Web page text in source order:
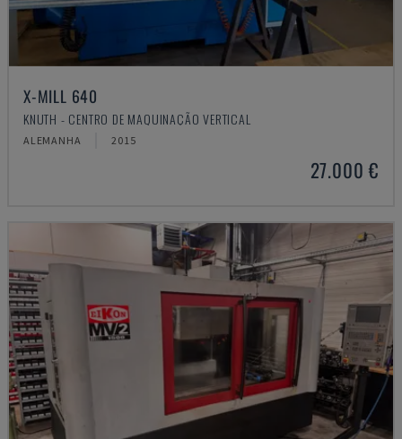
X-MILL 640
KNUTH - CENTRO DE MAQUINAÇÃO VERTICAL
ALEMANHA 2015
27.000 €